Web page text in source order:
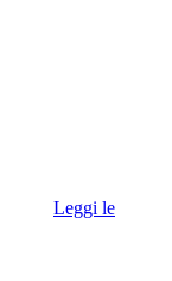
Leggi le